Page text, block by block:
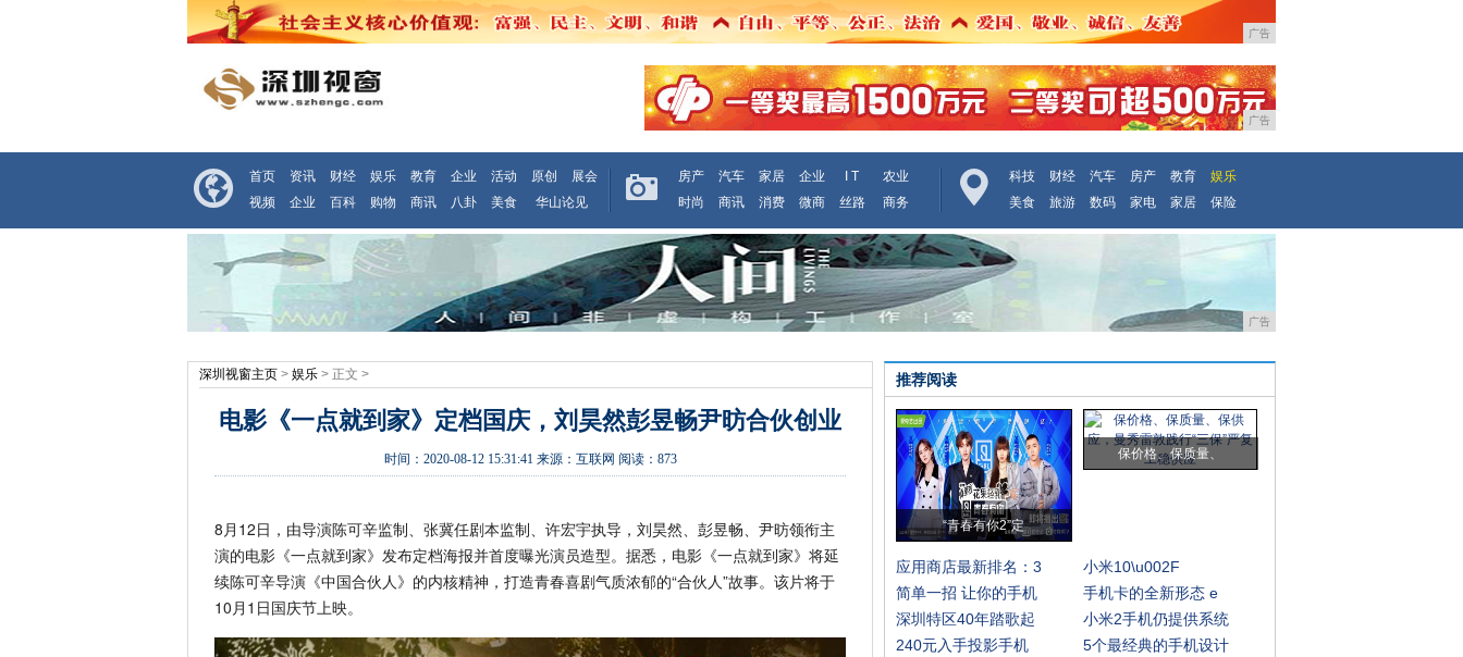
广告
广告
首页 资讯 财经 娱乐 教育 企业 活动 原创
展会
视频
企业 百科 购物 商讯 八卦 美食 华山论见
房产 汽车 家居 企业 I T
农业
时尚
商讯 消费 微商 丝路 商务
科技 财经 汽车 房产 教育
娱乐
美食
旅游 数码 家电 家居 保险
广告
深圳视窗主页 > 娱乐 > 正文 >
电影《一点就到家》定档国庆，刘昊然彭昱畅尹昉合伙创业
时间： 2020-08-12 15:31:41来源： 互联网 阅读：873
8月12日，由导演陈可辛监制、张冀任剧本监制、许宏宇执导，刘昊然、彭昱畅、尹昉领衔主
演的电影《一点就到家》发布定档海报并首度曝光演员造型。据悉，电影《一点就到家》将延
续陈可辛导演《中国合伙人》的内核精神，打造青春喜剧气质浓郁的“合伙人”故事。该片将于
10月1日国庆节上映。
推荐阅读
“青春有你2”定
保价格、保质量、
应用商店最新排名：3
小米10\u002F
简单一招 让你的手机
手机卡的全新形态 e
深圳特区40年踏歌起
小米2手机仍提供系统
240元入手投影手机
5个最经典的手机设计